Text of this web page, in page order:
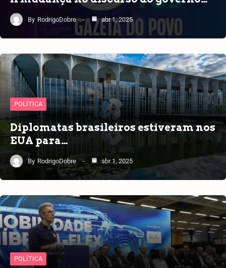
By RodrigoDobre abr 1, 2025
POLÍTICA
Diplomatas brasileiros estiveram nos
EUA para…
By RodrigoDobre abr 1, 2025
POLÍTICA